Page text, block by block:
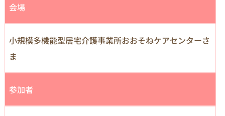
会場
小規模多機能型居宅介護事業所おおそねケアセンターさ
ま
参加者